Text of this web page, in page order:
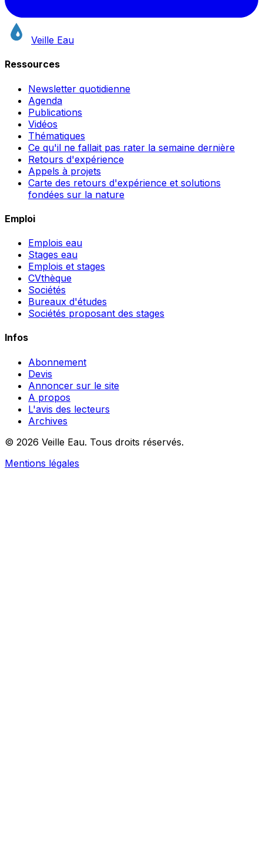
Veille Eau
Ressources
Newsletter quotidienne
Agenda
Publications
Vidéos
Thématiques
Ce qu'il ne fallait pas rater la semaine dernière
Retours d'expérience
Appels à projets
Carte des retours d'expérience et solutions
fondées sur la nature
Emploi
Emplois eau
Stages eau
Emplois et stages
CVthèque
Sociétés
Bureaux d'études
Sociétés proposant des stages
Infos
Abonnement
Devis
Annoncer sur le site
A propos
L'avis des lecteurs
Archives
© 2026 Veille Eau. Tous droits réservés.
Mentions légales